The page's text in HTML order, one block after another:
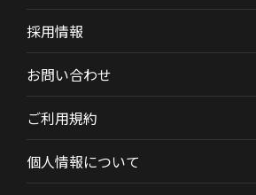
採用情報
お問い合わせ
ご利用規約
個人情報について